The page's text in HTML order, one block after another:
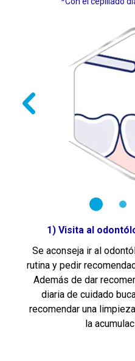
1) Visita al
Se aconseja ir al
rutina y pedir
Además de dar
diaria de cuidado
recomendar una
la